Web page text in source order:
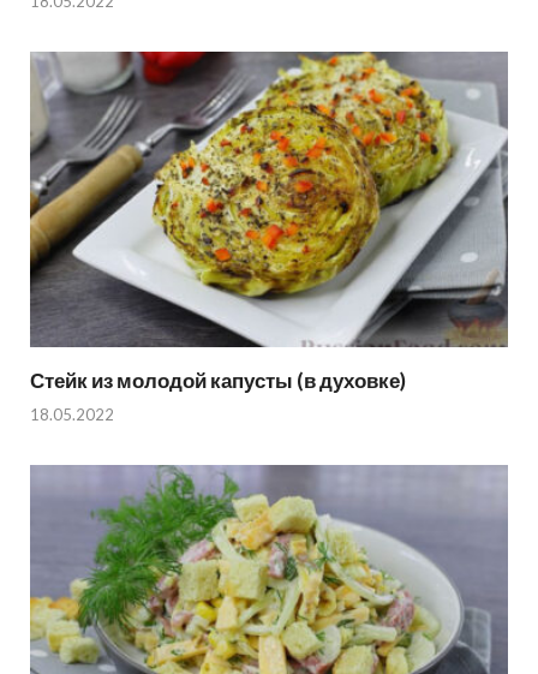
Стейк из молодой капусты (в духовке)
18.05.2022